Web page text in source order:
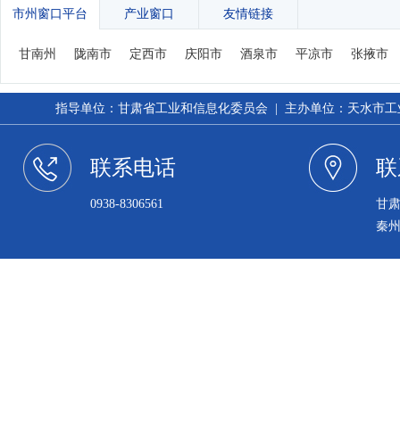
市州窗口平台 产业窗口 友情链接
甘南州 陇南市 定西市 庆阳市 酒泉市 平凉市 张掖市
指导单位：甘肃省工业和信息化委员会 | 主办单位：天水市
联系电话
0938-8306561
甘
秦